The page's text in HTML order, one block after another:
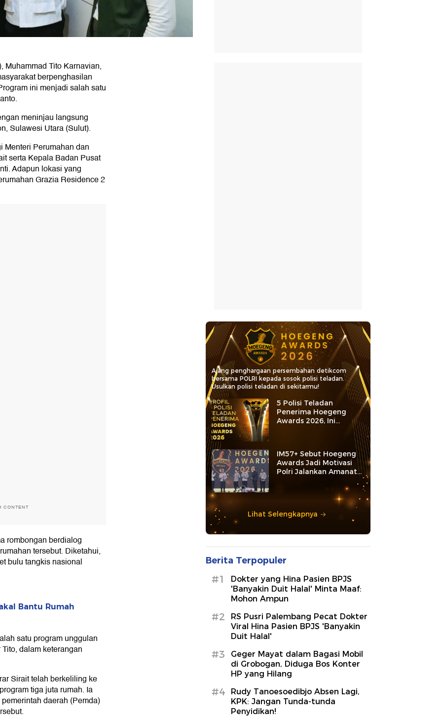
Muhammad Tito Karnavian,
berpenghasilan
ini menjadi salah satu
meninjau langsung
Sulawesi Utara (Sulut).
Menteri Perumahan dan
serta Kepala Badan Pusat
Adapun lokasi yang
Grazia Residence 2
CONTENT
rombongan berdialog
tersebut. Diketahui,
bulu tangkis nasional
Bantu Rumah
satu program unggulan
dalam keterangan
Sirait telah berkeliling ke
tiga juta rumah. Ia
daerah (Pemda)
Ajang penghargaan persembahan detikcom
bersama POLRI kepada sosok polisi teladan.
Usulkan polisi teladan di sekitarmu!
5 Polisi Teladan
Penerima Hoegeng
Awards 2026, Ini
Kategori dan Kiprahnya
IM57+ Sebut Hoegeng
Awards Jadi Motivasi
Polri Jalankan Amanat
Lihat Selengkapnya
Berita Terpopuler
#1
Dokter yang Hina Pasien BPJS
'Banyakin Duit Halal' Minta Maaf:
Mohon Ampun
#2
RS Pusri Palembang Pecat Dokter
Viral Hina Pasien BPJS 'Banyakin
Duit Halal'
#3
Geger Mayat dalam Bagasi Mobil
di Grobogan, Diduga Bos Konter
HP yang Hilang
#4
Rudy Tanoesoedibjo Absen Lagi,
KPK: Jangan Tunda-tunda
Penyidikan!